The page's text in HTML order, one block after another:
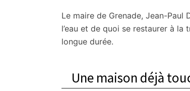
Le maire de Grenade, Jean-
l’eau et de quoi se restaurer à
longue durée.
Une maison déjà